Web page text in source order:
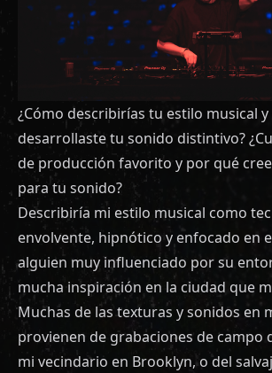
¿Cómo describirías tu estilo musical
desarrollaste tu sonido distintivo?
de producción favorito y por qué
para tu sonido?
Describiría mi estilo musical como
envolvente, hipnótico y enfocado en
alguien muy influenciado por su
mucha inspiración en la ciudad que
Muchas de las texturas y sonidos en
provienen de grabaciones de campo
mi vecindario en Brooklyn, o del